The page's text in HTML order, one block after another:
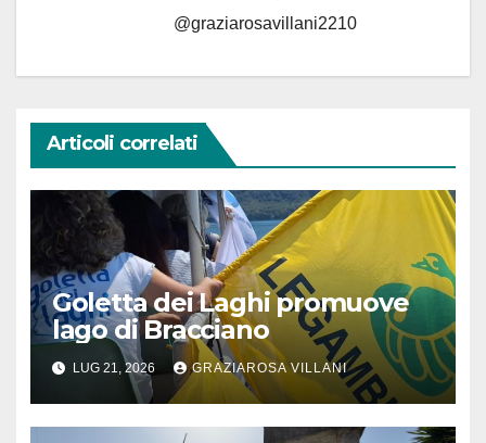
@graziarosavillani2210
Articoli correlati
Goletta dei Laghi promuove
lago di Bracciano
LUG 21, 2026 GRAZIAROSA VILLANI